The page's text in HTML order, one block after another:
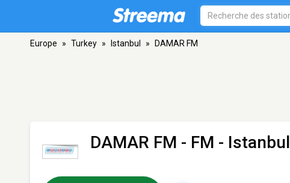
Europe » Turkey » Istanbul » DAMAR FM
DAMAR FM - FM - Istanbul